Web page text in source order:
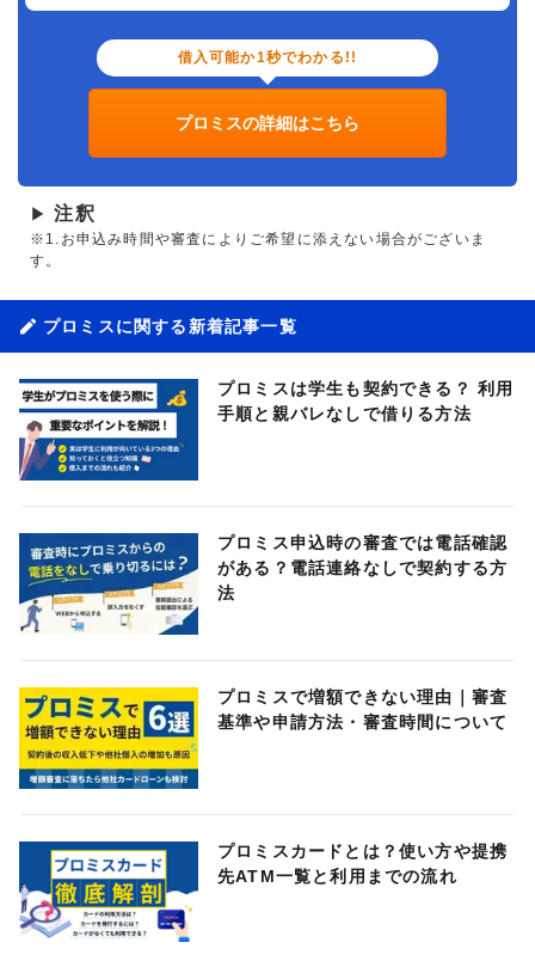
借入可能か1秒でわかる!!
プロミスの詳細はこちら
▶ 注釈
※1.お申込み時間や審査によりご希望に添えない場合がございま
す。
プロミスに関する新着記事一覧
プロミスは学生も契約できる？ 利用
手順と親バレなしで借りる方法
プロミス申込時の審査では電話確認
がある？電話連絡なしで契約する方
法
プロミスで増額できない理由｜審査
基準や申請方法・審査時間について
プロミスカードとは？使い方や提携
先ATM一覧と利用までの流れ